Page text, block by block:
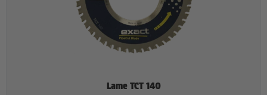
Lame TCT 140